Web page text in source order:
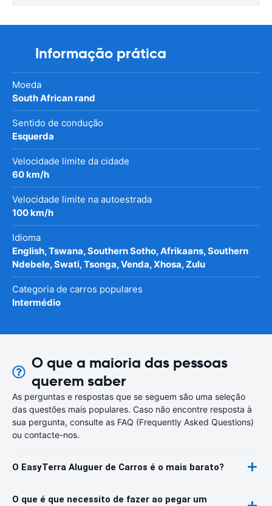
Informação prática
Moeda
South African rand
Sentido de condução
Esquerda
Velocidade limite da cidade
60 km/h
Velocidade limite na autoestrada
100 km/h
Idioma
English, Tswana, Southern Sotho, Afrikaans, Southern
Ndebele, Swati, Tsonga, Venda, Xhosa, Zulu
Categoria de carros populares
Intermédio
O que a maioria das pessoas
querem saber
As perguntas e respostas que se seguem são uma seleção
das questões mais populares. Caso não encontre resposta à
sua pergunta, consulte as FAQ (Frequently Asked Questions)
ou contacte-nos.
O EasyTerra Aluguer de Carros é o mais barato?
O que é que necessito de fazer ao pegar um